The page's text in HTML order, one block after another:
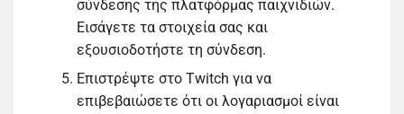
σύνδεσης της πλατφόρμας παιχνιδιών.
Εισάγετε τα στοιχεία σας και
εξουσιοδοτήστε τη σύνδεση.
Επιστρέψτε στο Twitch για να
επιβεβαιώσετε ότι οι λογαριασμοί είναι